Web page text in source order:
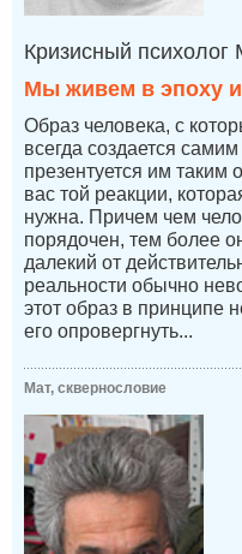
Кризисный
Мы живем в эпоху
Образ человека, с
всегда создается
презентуется им таким
вас той реакции,
нужна. Причем чем
порядочен, тем более
далекий от
реальности обычно
этот образ в принципе
его опровергнуть...
Мат, сквернословие